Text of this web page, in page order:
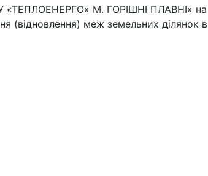
М. ГОРІШНІ ПЛАВНІ» на
(відновлення) меж земельних ділянок в